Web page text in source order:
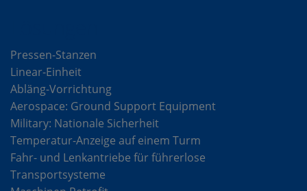
Pressen-Stanzen
Linear-Einheit
Abläng-Vorrichtung
Aerospace: Ground Support Equipment
Military: Nationale Sicherheit
Temperatur-Anzeige auf einem Turm
Fahr- und Lenkantriebe für führerlose
Transportsysteme